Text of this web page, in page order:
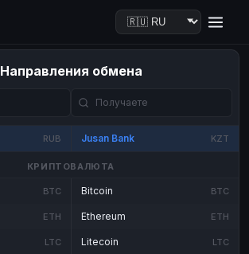
Направления обмена
RUB Jusan Bank KZT
КРИПТОВАЛЮТА
BTC
ETH
LTC
Bitcoin BTC
Ethereum ETH
Litecoin LTC